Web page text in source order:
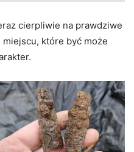
cierpliwie na prawdziwe
które być może